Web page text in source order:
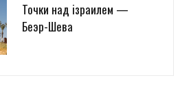
Точки над iзраилем —
Беэр-Шева